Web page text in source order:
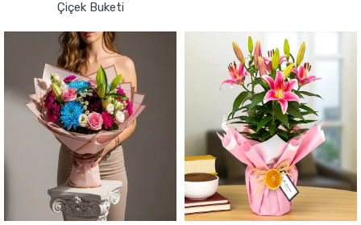
Çiçek Buketi